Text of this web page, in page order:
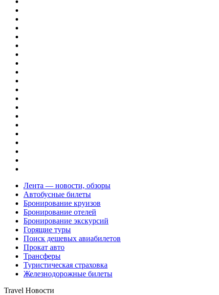
Лента — новости, обзоры
Автобусные билеты
Бронирование круизов
Бронирование отелей
Бронирование экскурсий
Горящие туры
Поиск дешевых авиабилетов
Прокат авто
Трансферы
Туристическая страховка
Железнодорожные билеты
Travel Новости